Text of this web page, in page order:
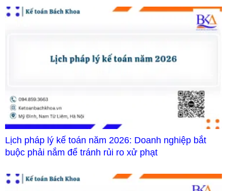
Lịch pháp lý kế toán năm 2026: Doanh nghiệp bắt
buộc phải nắm để tránh rủi ro xử phạt